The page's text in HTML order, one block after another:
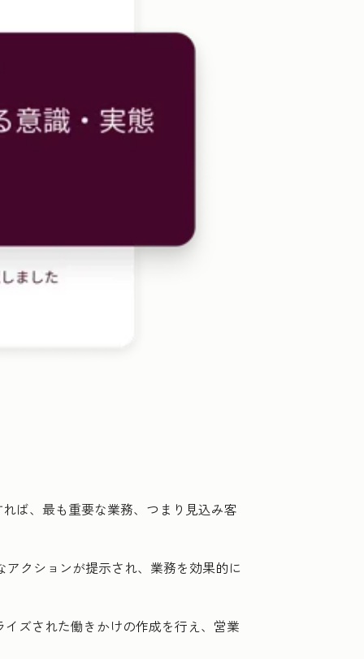
ば、最も重要な業務、つまり見込み客
クションが提示され、業務を効果的に
ズされた働きかけの作成を行え、営業